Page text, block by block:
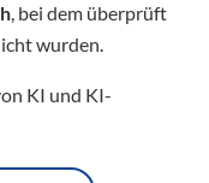
, bei dem überprüft
wurden.
KI und KI-